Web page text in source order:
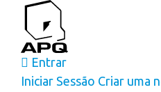
content
Entrar
Iniciar Sessão Criar uma